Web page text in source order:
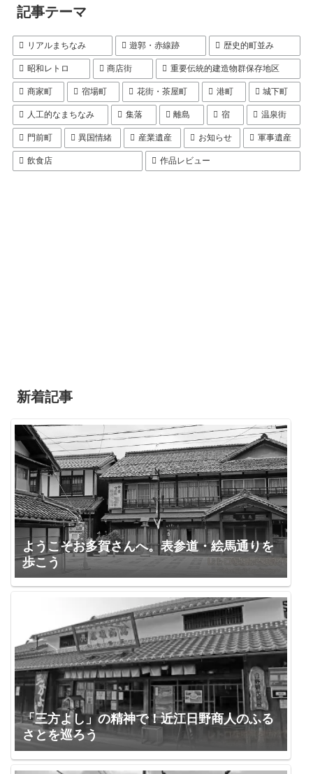
記事テーマ
リアルまちなみ 遊郭・赤線跡 歴史的町並み
昭和レトロ 商店街 重要伝統的建造物群保存地区
商家町 宿場町 花街・茶屋町 港町 城下町
人工的なまちなみ 集落 離島 宿 温泉街
門前町 異国情緒 産業遺産 お知らせ 軍事遺産
飲食店 作品レビュー
新着記事
ようこそお多賀さんへ。表参道・絵馬通りを
歩こう
「三方よし」の精神で！近江日野商人のふる
さとを巡ろう